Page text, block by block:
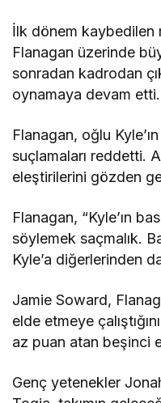
İlk dönem kaybedilen
Flanagan üzerinde
sonradan kadrodan
oynamaya devam etti.
Flanagan, oğlu
suçlamaları reddetti.
eleştirilerini gözden
Flanagan, “Kyle’ın
söylemek saçmalık.
Kyle’a diğerlerinden
Jamie Soward,
elde etmeye
az puan atan beşinci
Genç yetenekler